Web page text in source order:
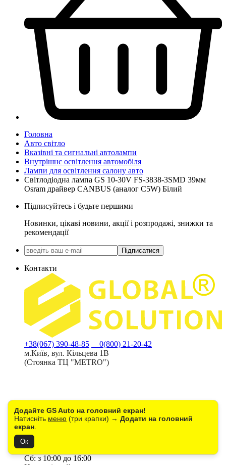
Додайте GS Auto на головний екран!
Натисніть меню (три крапки) → Додати на головний
екран
Ок
Головна
Авто світло
Вказівні та сигнальні автолампи
Внутрішнє освітлення автомобіля
Лампи для освітлення салону авто
Світлодіодна лампа GS 10-30V FS-3838-3SMD 39мм
Osram драйвер CANBUS (аналог C5W) Білий
Підписуйтесь і будьте першими
Новинки, цікаві новини, акції і розпродажі, знижки та
рекомендації
Підписатися
Контакти
+38(067) 390-48-85
0(800) 21-20-42
м.Київ, вул. Кільцева 1В
(Стоянка ТЦ "METRO")
Пн-Пт: з 9:00 до 18:00
Сб: з 10:00 до 16:00